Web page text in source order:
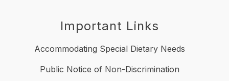
Important Links
Accommodating Special Dietary Needs
Public Notice of Non-Discrimination